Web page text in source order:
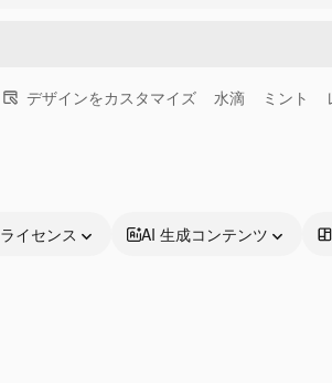
デザインをカスタマイズ 水滴 ミント
ライセンス AI 生成コンテンツ